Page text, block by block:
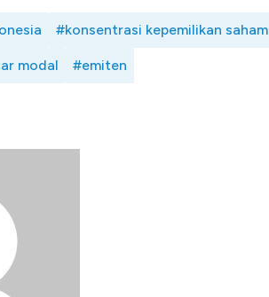
#konsentrasi kepemilikan saham
modal #emiten